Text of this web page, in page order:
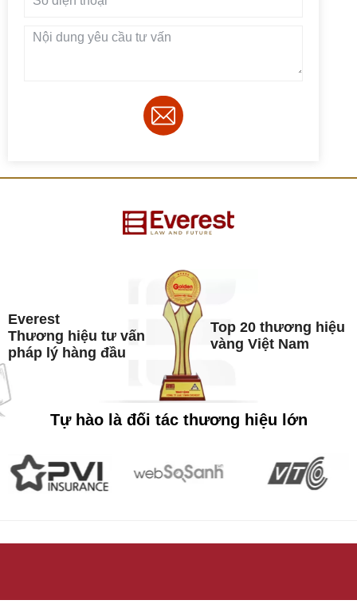
Everest
Thương hiệu tư vấn
pháp lý hàng đầu
Top 20 thương hiệu
vàng Việt Nam
Tự hào là đối tác thương hiệu lớn